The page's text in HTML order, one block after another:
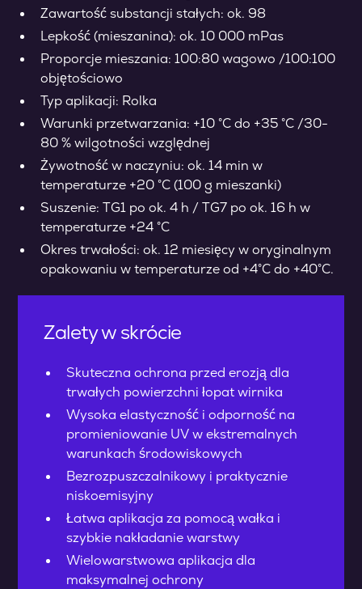
Zawartość substancji stałych: ok. 98
Lepkość (mieszanina): ok. 10 000 mPas
Proporcje mieszania: 100:80 wagowo /100:100
objętościowo
Typ aplikacji: Rolka
Warunki przetwarzania: +10 °C do +35 °C /30-
80 % wilgotności względnej
Żywotność w naczyniu: ok. 14 min w
temperaturze +20 °C (100 g mieszanki)
Suszenie: TG1 po ok. 4 h / TG7 po ok. 16 h w
temperaturze +24 °C
Okres trwałości: ok. 12 miesięcy w oryginalnym
opakowaniu w temperaturze od +4°C do +40°C.
Zalety w skrócie
Skuteczna ochrona przed erozją dla
trwałych powierzchni łopat wirnika
Wysoka elastyczność i odporność na
promieniowanie UV w ekstremalnych
warunkach środowiskowych
Bezrozpuszczalnikowy i praktycznie
niskoemisyjny
Łatwa aplikacja za pomocą wałka i
szybkie nakładanie warstwy
Wielowarstwowa aplikacja dla
maksymalnej ochrony